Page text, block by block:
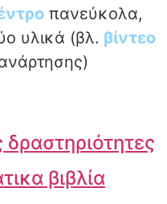
πανεύκολα,
υλικά (βλ. βίντεο
δραστηριότητες
βιβλία